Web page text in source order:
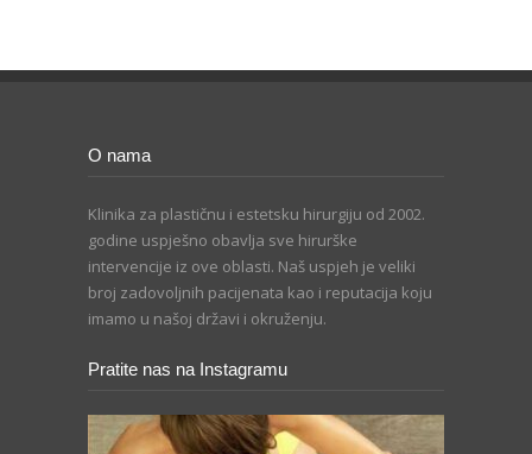
O nama
Klinika za plastičnu i estetsku hirurgiju od 2002.
godine uspješno obavlja sve hirurške
intervencije iz ove oblasti. Naš uspjeh je veliki
broj zadovoljnih pacijenata kao i reputacija koju
imamo u našoj državi i okruženju.
Pratite nas na Instagramu